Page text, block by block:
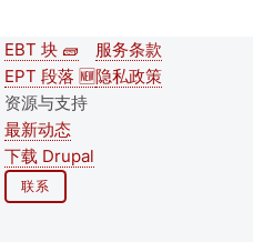
Second
footer
menu
EBT 块 🧱
EPT 段落 🆕
资源与支持
最新动态
下载 Drupal
联系
Footer menu
服务条款
隐私政策